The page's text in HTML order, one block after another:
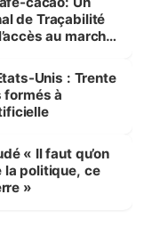
de Traçabilité
au marché
Unis : Trente
formés à
« Il faut qu’on
la politique, ce
»